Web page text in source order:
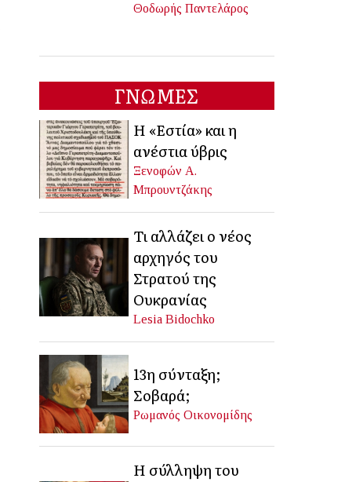
Θοδωρής Παντελάρος
ΓΝΩΜΕΣ
Η «Εστία» και η
ανέστια ύβρις
Ξενοφών Α.
Μπρουντζάκης
Τι αλλάζει ο νέος
αρχηγός του
Στρατού της
Ουκρανίας
Lesia Bidochko
13η σύνταξη;
Σοβαρά;
Ρωμανός Οικονομίδης
Η σύλληψη του